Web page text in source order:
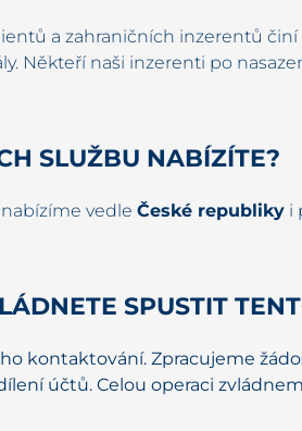
a zahraničních inzerentů
Někteří naši inzerenti po
SLUŽBU NABÍZÍTE?
vedle České republiky i
SPUSTIT
kontaktování. Zpracujeme
účtů. Celou operaci